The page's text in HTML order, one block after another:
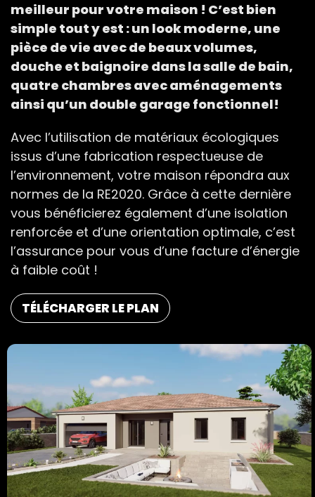
meilleur pour votre maison ! C’est bien
simple tout y est : un look moderne, une
pièce de vie avec de beaux volumes,
douche et baignoire dans la salle de bain,
quatre chambres avec aménagements
ainsi qu’un double garage fonctionnel!
Avec l’utilisation de matériaux écologiques
issus d’une fabrication respectueuse de
l’environnement, votre maison répondra aux
normes de la RE2020. Grâce à cette dernière
vous bénéficierez également d’une isolation
renforcée et d’une orientation optimale, c’est
l’assurance pour vous d’une facture d’énergie
à faible coût !
TÉLÉCHARGER LE PLAN